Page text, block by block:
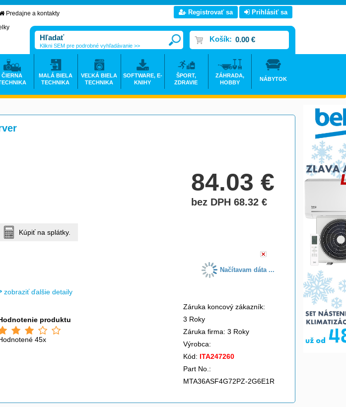
84.03€
bez DPH 68.32€
Kúpiť na splátky.
Načítavam dáta ...
zobraziť ďalšie detaily
produktu
45x
Záruka koncový zákazník:
3 Roky
Záruka firma: 3 Roky
Výrobca:
Kód: ITA247260
Part No.:
MTA36ASF4G72PZ-2G6E1R
Predajne a kontakty
Registrovať sa Prihlásiť sa
Košík: 0.00 €
Klikni SEM pre podrobné vyhľadávanie >>
ČIERNA
MALÁ BIELA
TECHNIKA
VEĽKÁ BIELA
TECHNIKA
SOFTWARE, E-
KNIHY
ŠPORT,
ZDRAVIE
ZÁHRADA,
HOBBY
NÁBYTOK